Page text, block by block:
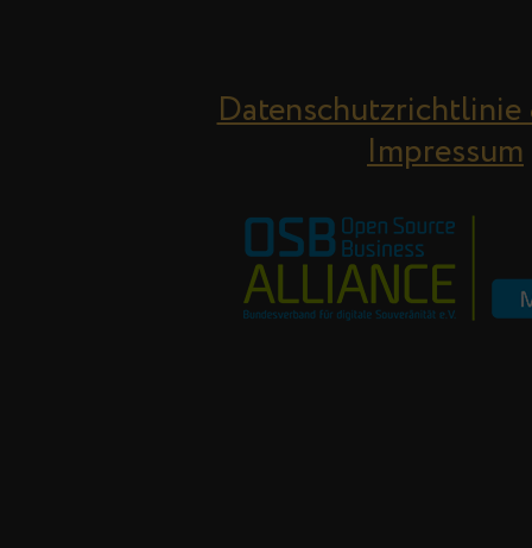
Datenschutzrichtlinie
Impressum